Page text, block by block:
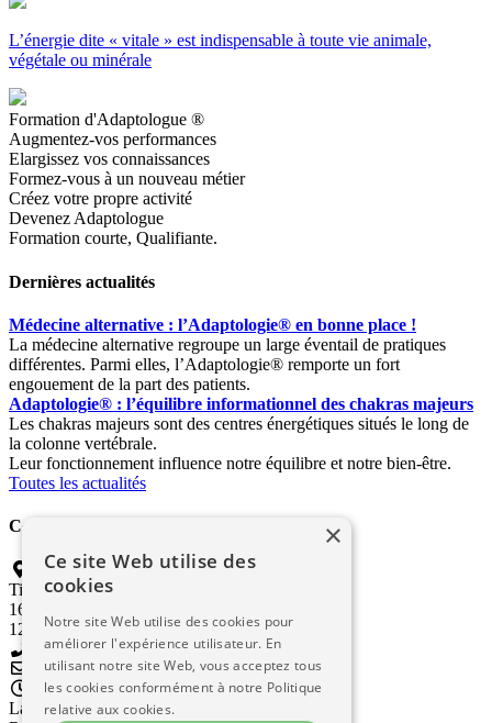
L’énergie dite « vitale » est indispensable à toute vie animale,
végétale ou minérale
Formation d'Adaptologue ®
Augmentez-vos performances
Elargissez vos connaissances
Formez-vous à un nouveau métier
Créez votre propre activité
Devenez Adaptologue
Formation courte, Qualifiante.
Dernières actualités
Médecine alternative : l’Adaptologie® en bonne place !
La médecine alternative regroupe un large éventail de pratiques
différentes. Parmi elles, l’Adaptologie® remporte un fort
engouement de la part des patients.
Adaptologie® : l’équilibre informationnel des chakras majeurs
Les chakras majeurs sont des centres énergétiques situés le long de
la colonne vertébrale.
Leur fonctionnement influence notre équilibre et notre bien-être.
Toutes les actualités
Contactez-nous
Jean Grazon : Adaptologue
Titre enregistré INPI n° 4539989
16 Avenue Jean Jaurès
12100 Millau
05 65 59 15 26 (sur répondeur)
contact@luniteducorps.fr
Uniquement sur rendez-vous.
Laissez votre message sur le répondeur.
×
Ce site Web utilise des
cookies
Notre site Web utilise des cookies pour
améliorer l'expérience utilisateur. En
utilisant notre site Web, vous acceptez tous
les cookies conformément à notre Politique
relative aux cookies.